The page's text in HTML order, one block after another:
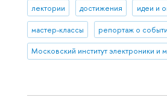
лектории достижения идеи и
мастер-классы репортаж о
Московский институт электроники и